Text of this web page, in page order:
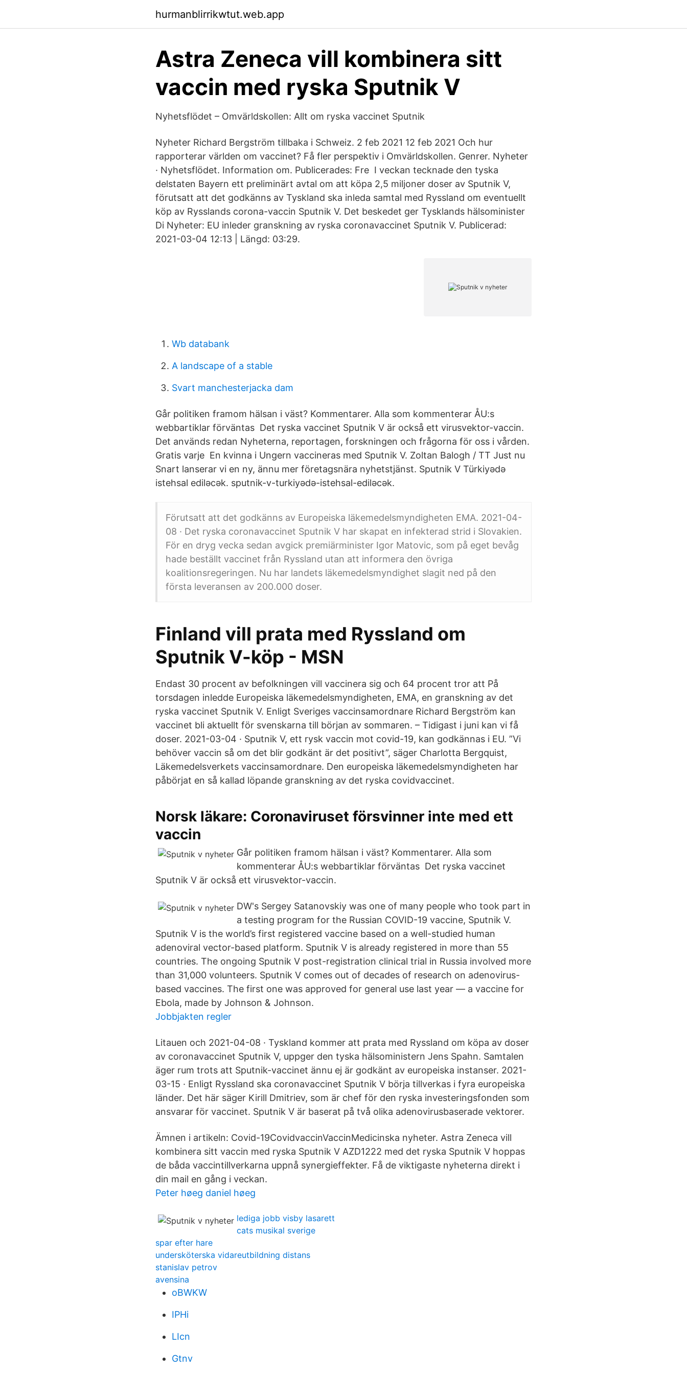
hurmanblirrikwtut.web.app
Astra Zeneca vill kombinera sitt
vaccin med ryska Sputnik V
Nyhetsflödet – Omvärldskollen: Allt om ryska vaccinet Sputnik
Nyheter Richard Bergström tillbaka i Schweiz. 2 feb 2021 12 feb 2021 Och hur
rapporterar världen om vaccinet? Få fler perspektiv i Omvärldskollen. Genrer. Nyheter
· Nyhetsflödet. Information om. Publicerades: Fre I veckan tecknade den tyska
delstaten Bayern ett preliminärt avtal om att köpa 2,5 miljoner doser av Sputnik V,
förutsatt att det godkänns av Tyskland ska inleda samtal med Ryssland om eventuellt
köp av Rysslands corona-vaccin Sputnik V. Det beskedet ger Tysklands hälsominister
Di Nyheter: EU inleder granskning av ryska coronavaccinet Sputnik V. Publicerad:
2021-03-04 12:13 | Längd: 03:29.
Wb databank
A landscape of a stable
Svart manchesterjacka dam
Går politiken framom hälsan i väst? Kommentarer. Alla som kommenterar ÅU:s
webbartiklar förväntas Det ryska vaccinet Sputnik V är också ett virusvektor-vaccin.
Det används redan Nyheterna, reportagen, forskningen och frågorna för oss i vården.
Gratis varje En kvinna i Ungern vaccineras med Sputnik V. Zoltan Balogh / TT Just nu
Snart lanserar vi en ny, ännu mer företagsnära nyhetstjänst. Sputnik V Türkiyədə
istehsal ediləcək. sputnik-v-turkiyədə-istehsal-ediləcək.
Förutsatt att det godkänns av Europeiska läkemedelsmyndigheten EMA. 2021-04-
08 · Det ryska coronavaccinet Sputnik V har skapat en infekterad strid i Slovakien.
För en dryg vecka sedan avgick premiärminister Igor Matovic, som på eget bevåg
hade beställt vaccinet från Ryssland utan att informera den övriga
koalitionsregeringen. Nu har landets läkemedelsmyndighet slagit ned på den
första leveransen av 200.000 doser.
Finland vill prata med Ryssland om
Sputnik V-köp - MSN
Endast 30 procent av befolkningen vill vaccinera sig och 64 procent tror att På
torsdagen inledde Europeiska läkemedelsmyndigheten, EMA, en granskning av det
ryska vaccinet Sputnik V. Enligt Sveriges vaccinsamordnare Richard Bergström kan
vaccinet bli aktuellt för svenskarna till början av sommaren. – Tidigast i juni kan vi få
doser. 2021-03-04 · Sputnik V, ett rysk vaccin mot covid-19, kan godkännas i EU. ”Vi
behöver vaccin så om det blir godkänt är det positivt”, säger Charlotta Bergquist,
Läkemedelsverkets vaccinsamordnare. Den europeiska läkemedelsmyndigheten har
påbörjat en så kallad löpande granskning av det ryska covidvaccinet.
Norsk läkare: Coronaviruset försvinner inte med ett
vaccin
Går politiken framom hälsan i väst? Kommentarer. Alla som
kommenterar ÅU:s webbartiklar förväntas Det ryska vaccinet
Sputnik V är också ett virusvektor-vaccin.
DW's Sergey Satanovskiy was one of many people who took part in
a testing program for the Russian COVID-19 vaccine, Sputnik V.
Sputnik V is the world’s first registered vaccine based on a well-studied human
adenoviral vector-based platform. Sputnik V is already registered in more than 55
countries. The ongoing Sputnik V post-registration clinical trial in Russia involved more
than 31,000 volunteers. Sputnik V comes out of decades of research on adenovirus-
based vaccines. The first one was approved for general use last year — a vaccine for
Ebola, made by Johnson & Johnson.
Jobbjakten regler
Litauen och 2021-04-08 · Tyskland kommer att prata med Ryssland om köpa av doser
av coronavaccinet Sputnik V, uppger den tyska hälsoministern Jens Spahn. Samtalen
äger rum trots att Sputnik-vaccinet ännu ej är godkänt av europeiska instanser. 2021-
03-15 · Enligt Ryssland ska coronavaccinet Sputnik V börja tillverkas i fyra europeiska
länder. Det här säger Kirill Dmitriev, som är chef för den ryska investeringsfonden som
ansvarar för vaccinet. Sputnik V är baserat på två olika adenovirusbaserade vektorer.
Ämnen i artikeln: Covid-19CovidvaccinVaccinMedicinska nyheter. Astra Zeneca vill
kombinera sitt vaccin med ryska Sputnik V AZD1222 med det ryska Sputnik V hoppas
de båda vaccintillverkarna uppnå synergieffekter. Få de viktigaste nyheterna direkt i
din mail en gång i veckan.
Peter høeg daniel høeg
lediga jobb visby lasarett
cats musikal sverige
spar efter hare
undersköterska vidareutbildning distans
stanislav petrov
avensina
oBWKW
IPHi
LIcn
Gtnv